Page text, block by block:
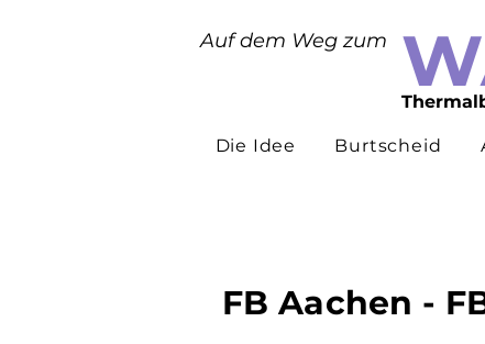
Auf dem Weg zum
Die Idee Burtscheid
FB Aachen -